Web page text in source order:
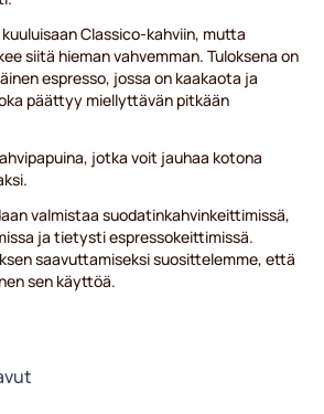
Classico-kahviin, mutta
siitä hieman vahvemman. Tuloksena on
espresso, jossa on kaakaota ja
päättyy miellyttävän pitkään
jotka voit jauhaa kotona
valmistaa suodatinkahvinkeittimissä,
ja tietysti espressokeittimissä.
saavuttamiseksi suosittelemme, että
sen käyttöä.